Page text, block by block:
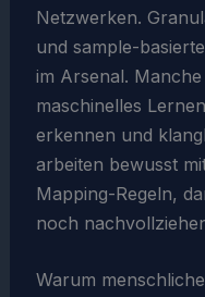
Netzwerken.
und sample-
im Arsenal.
maschinelles
erkennen und
arbeiten bewusst
Mapping-Regeln,
noch
Warum